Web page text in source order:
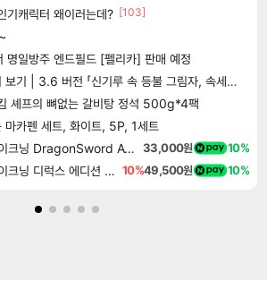
기캐릭터 왜이러는데? [103]
명일방주 엔드필드 [펠리카] 판매 예정
「신기루 속 등불 그림자, 속세에 깃든 검의 결심」이 8월 20일에 업데이트됩니다!
셰프의 뼈없는 갈비탕 정석 500g*4팩
마카펜 세트, 화이트, 5P, 1세트
드래곤소드 어웨이크닝 DragonSword Awakening 33,000원 10%
드래곤소드 어웨이크닝 디럭스 에디션 DragonSword Awakening Deluxe Edition 10%49,500원 10%